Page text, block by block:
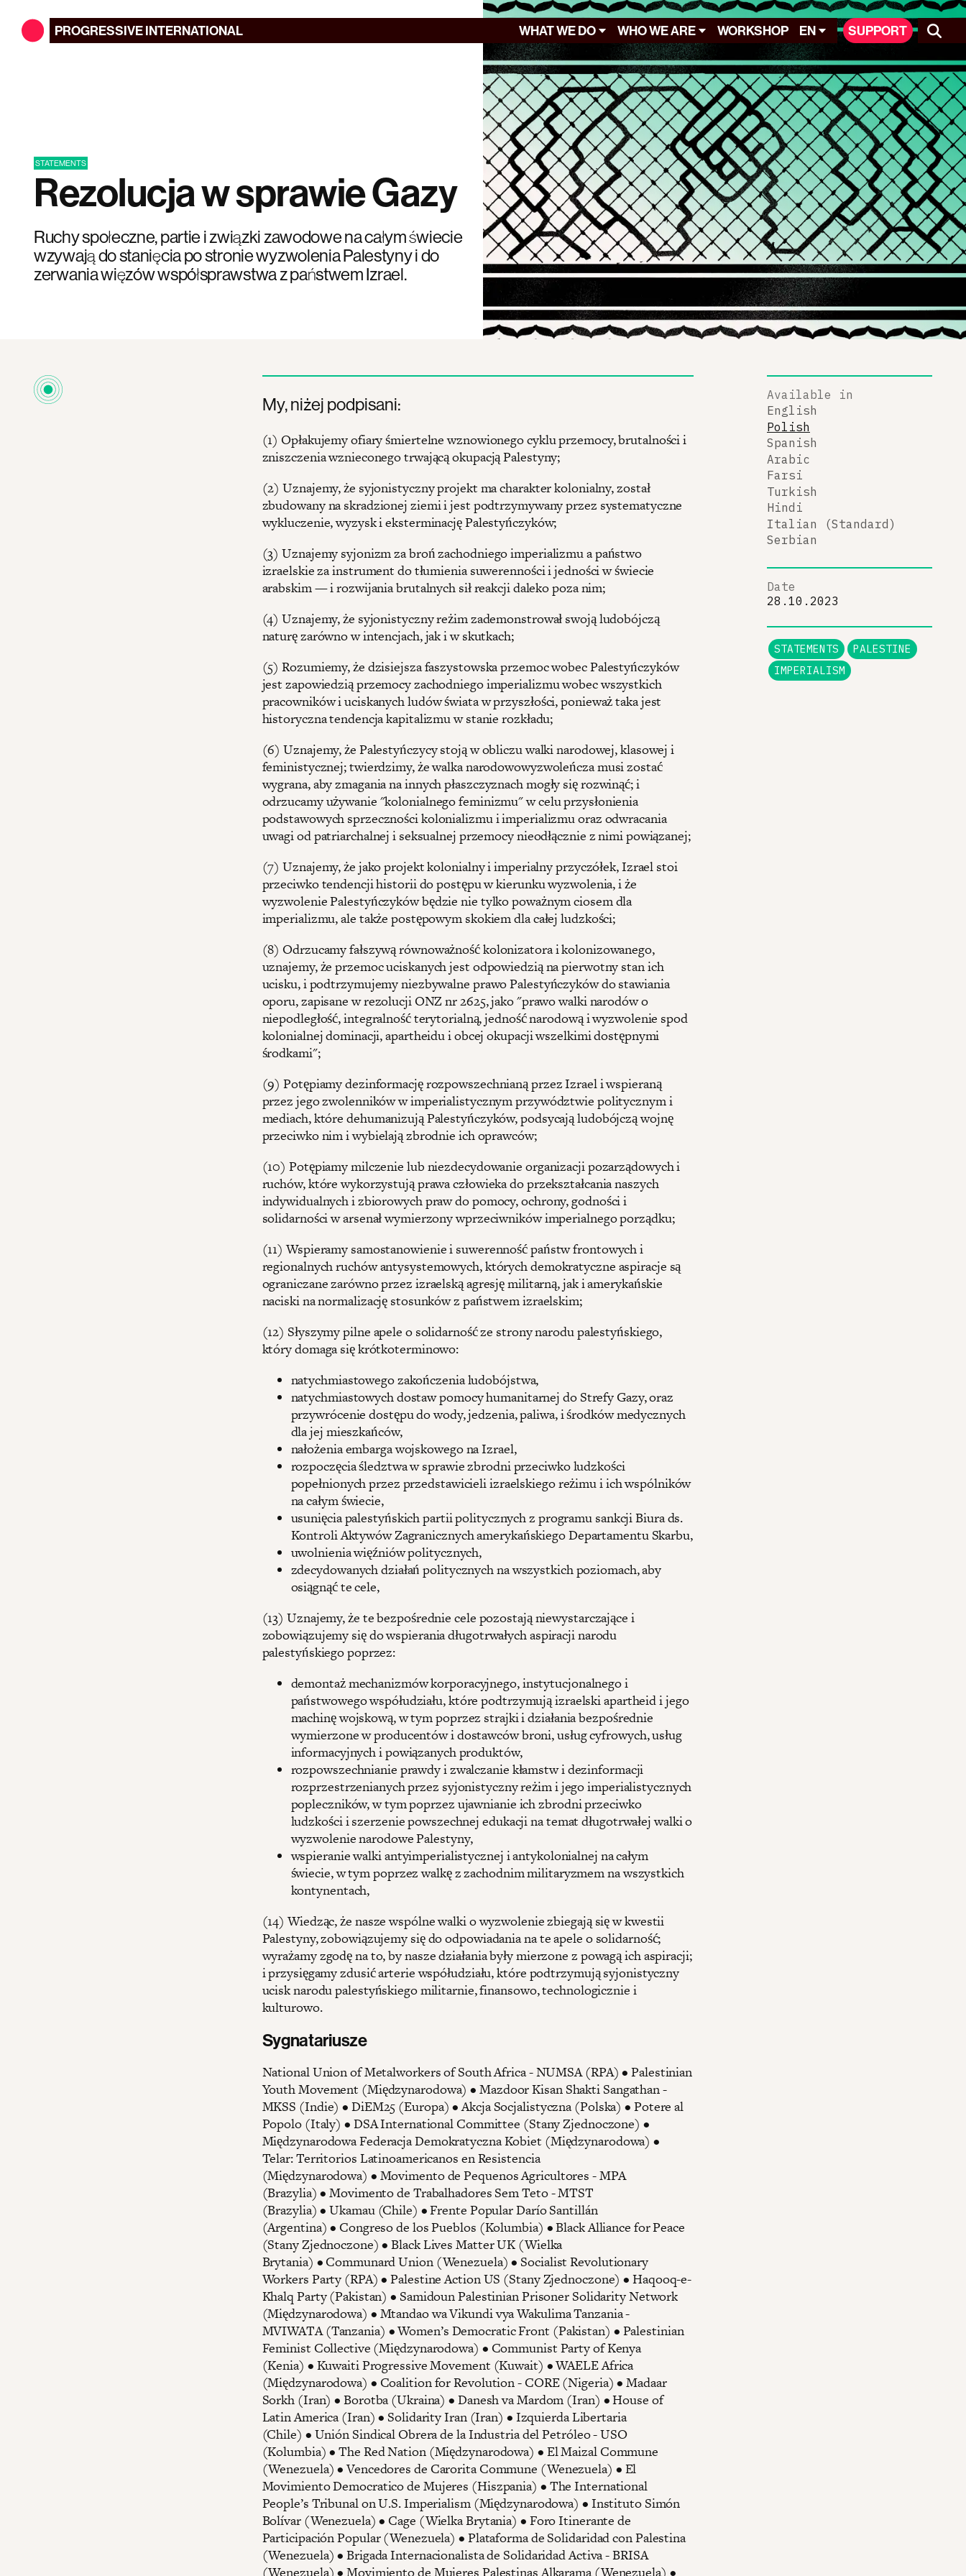
PROGRESSIVEINTERNATIONAL WHAT WE DO WHO WE ARE WORKSHOP EN SUPPORT
STATEMENTS
Rezolucja w sprawie Gazy
Ruchy społeczne, partie i związki zawodowe na całym świecie
wzywają do stanięcia po stronie wyzwolenia Palestyny i do
zerwania więzów współsprawstwa z państwem Izrael.
My, niżej podpisani:
(1) Opłakujemy ofiary śmiertelne wznowionego cyklu przemocy, brutalności i
zniszczenia wznieconego trwającą okupacją Palestyny;
(2) Uznajemy, że syjonistyczny projekt ma charakter kolonialny, został
zbudowany na skradzionej ziemi i jest podtrzymywany przez systematyczne
wykluczenie, wyzysk i eksterminację Palestyńczyków;
(3) Uznajemy syjonizm za broń zachodniego imperializmu a państwo
izraelskie za instrument do tłumienia suwerenności i jedności w świecie
arabskim — i rozwijania brutalnych sił reakcji daleko poza nim;
(4) Uznajemy, że syjonistyczny reżim zademonstrował swoją ludobójczą
naturę zarówno w intencjach, jak i w skutkach;
(5) Rozumiemy, że dzisiejsza faszystowska przemoc wobec Palestyńczyków
jest zapowiedzią przemocy zachodniego imperializmu wobec wszystkich
pracowników i uciskanych ludów świata w przyszłości, ponieważ taka jest
historyczna tendencja kapitalizmu w stanie rozkładu;
(6) Uznajemy, że Palestyńczycy stoją w obliczu walki narodowej, klasowej i
feministycznej; twierdzimy, że walka narodowowyzwoleńcza musi zostać
wygrana, aby zmagania na innych płaszczyznach mogły się rozwinąć; i
odrzucamy używanie "kolonialnego feminizmu" w celu przysłonienia
podstawowych sprzeczności kolonializmu i imperializmu oraz odwracania
uwagi od patriarchalnej i seksualnej przemocy nieodłącznie z nimi powiązanej;
(7) Uznajemy, że jako projekt kolonialny i imperialny przyczółek, Izrael stoi
przeciwko tendencji historii do postępu w kierunku wyzwolenia, i że
wyzwolenie Palestyńczyków będzie nie tylko poważnym ciosem dla
imperializmu, ale także postępowym skokiem dla całej ludzkości;
(8) Odrzucamy fałszywą równoważność kolonizatora i kolonizowanego,
uznajemy, że przemoc uciskanych jest odpowiedzią na pierwotny stan ich
ucisku, i podtrzymujemy niezbywalne prawo Palestyńczyków do stawiania
oporu, zapisane w rezolucji ONZ nr 2625, jako "prawo walki narodów o
niepodległość, integralność terytorialną, jedność narodową i wyzwolenie spod
kolonialnej dominacji, apartheidu i obcej okupacji wszelkimi dostępnymi
środkami";
(9) Potępiamy dezinformację rozpowszechnianą przez Izrael i wspieraną
przez jego zwolenników w imperialistycznym przywództwie politycznym i
mediach, które dehumanizują Palestyńczyków, podsycają ludobójczą wojnę
przeciwko nim i wybielają zbrodnie ich oprawców;
(10) Potępiamy milczenie lub niezdecydowanie organizacji pozarządowych i
ruchów, które wykorzystują prawa człowieka do przekształcania naszych
indywidualnych i zbiorowych praw do pomocy, ochrony, godności i
solidarności w arsenał wymierzony wprzeciwników imperialnego porządku;
(11) Wspieramy samostanowienie i suwerenność państw frontowych i
regionalnych ruchów antysystemowych, których demokratyczne aspiracje są
ograniczane zarówno przez izraelską agresję militarną, jak i amerykańskie
naciski na normalizację stosunków z państwem izraelskim;
(12) Słyszymy pilne apele o solidarność ze strony narodu palestyńskiego,
który domaga się krótkoterminowo:
natychmiastowego zakończenia ludobójstwa,
natychmiastowych dostaw pomocy humanitarnej do Strefy Gazy, oraz
przywrócenie dostępu do wody, jedzenia, paliwa, i środków medycznych
dla jej mieszkańców,
nałożenia embarga wojskowego na Izrael,
rozpoczęcia śledztwa w sprawie zbrodni przeciwko ludzkości
popełnionych przez przedstawicieli izraelskiego reżimu i ich wspólników
na całym świecie,
usunięcia palestyńskich partii politycznych z programu sankcji Biura ds.
Kontroli Aktywów Zagranicznych amerykańskiego Departamentu Skarbu,
uwolnienia więźniów politycznych,
zdecydowanych działań politycznych na wszystkich poziomach, aby
osiągnąć te cele,
(13) Uznajemy, że te bezpośrednie cele pozostają niewystarczające i
zobowiązujemy się do wspierania długotrwałych aspiracji narodu
palestyńskiego poprzez:
demontaż mechanizmów korporacyjnego, instytucjonalnego i
państwowego współudziału, które podtrzymują izraelski apartheid i jego
machinę wojskową, w tym poprzez strajki i działania bezpośrednie
wymierzone w producentów i dostawców broni, usług cyfrowych, usług
informacyjnych i powiązanych produktów,
rozpowszechnianie prawdy i zwalczanie kłamstw i dezinformacji
rozprzestrzenianych przez syjonistyczny reżim i jego imperialistycznych
popleczników, w tym poprzez ujawnianie ich zbrodni przeciwko
ludzkości i szerzenie powszechnej edukacji na temat długotrwałej walki o
wyzwolenie narodowe Palestyny,
wspieranie walki antyimperialistycznej i antykolonialnej na całym
świecie, w tym poprzez walkę z zachodnim militaryzmem na wszystkich
kontynentach,
(14) Wiedząc, że nasze wspólne walki o wyzwolenie zbiegają się w kwestii
Palestyny, zobowiązujemy się do odpowiadania na te apele o solidarność;
wyrażamy zgodę na to, by nasze działania były mierzone z powagą ich aspiracji;
i przysięgamy zdusić arterie współudziału, które podtrzymują syjonistyczny
ucisk narodu palestyńskiego militarnie, finansowo, technologicznie i
kulturowo.
Sygnatariusze
National Union of Metalworkers of South Africa - NUMSA (RPA) • Palestinian
Youth Movement (Międzynarodowa) • Mazdoor Kisan Shakti Sangathan -
MKSS (Indie) • DiEM25 (Europa) • Akcja Socjalistyczna (Polska) • Potere al
Popolo (Italy) • DSA International Committee (Stany Zjednoczone) •
Międzynarodowa Federacja Demokratyczna Kobiet (Międzynarodowa) •
Telar: Territorios Latinoamericanos en Resistencia
(Międzynarodowa) • Movimento de Pequenos Agricultores - MPA
(Brazylia) • Movimento de Trabalhadores Sem Teto - MTST
(Brazylia) • Ukamau (Chile) • Frente Popular Darío Santillán
(Argentina) • Congreso de los Pueblos (Kolumbia) • Black Alliance for Peace
(Stany Zjednoczone) • Black Lives Matter UK (Wielka
Brytania) • Communard Union (Wenezuela) • Socialist Revolutionary
Workers Party (RPA) • Palestine Action US (Stany Zjednoczone) • Haqooq-e-
Khalq Party (Pakistan) • Samidoun Palestinian Prisoner Solidarity Network
(Międzynarodowa) • Mtandao wa Vikundi vya Wakulima Tanzania -
MVIWATA (Tanzania) • Women’s Democratic Front (Pakistan) • Palestinian
Feminist Collective (Międzynarodowa) • Communist Party of Kenya
(Kenia) • Kuwaiti Progressive Movement (Kuwait) • WAELE Africa
(Międzynarodowa) • Coalition for Revolution - CORE (Nigeria) • Madaar
Sorkh (Iran) • Borotba (Ukraina) • Danesh va Mardom (Iran) • House of
Latin America (Iran) • Solidarity Iran (Iran) • Izquierda Libertaria
(Chile) • Unión Sindical Obrera de la Industria del Petróleo - USO
(Kolumbia) • The Red Nation (Międzynarodowa) • El Maizal Commune
(Wenezuela) • Vencedores de Carorita Commune (Wenezuela) • El
Movimiento Democratico de Mujeres (Hiszpania) • The International
People’s Tribunal on U.S. Imperialism (Międzynarodowa) • Instituto Simón
Bolívar (Wenezuela) • Cage (Wielka Brytania) • Foro Itinerante de
Participación Popular (Wenezuela) • Plataforma de Solidaridad con Palestina
(Wenezuela) • Brigada Internacionalista de Solidaridad Activa - BRISA
(Wenezuela) • Movimiento de Mujeres Palestinas Alkarama (Wenezuela) •
Available in
English
Polish
Spanish
Arabic
Farsi
Turkish
Hindi
Italian (Standard)
Serbian
Date
28.10.2023
STATEMENTS
PALESTINE
IMPERIALISM